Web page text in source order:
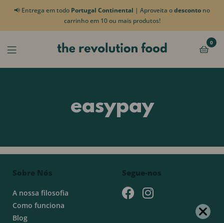
📢 Entrega em todo Portugal Continental | Aproveita odesconto no
carrinho em 10 ou mais produtos!
0
easypay
Sobre Nós
A nossa filosofia
Como funciona
Blog
Segue-nos